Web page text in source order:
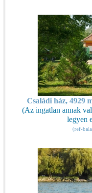
Családi ház, 4929
(Az ingatlan annak
legyen
(ref-